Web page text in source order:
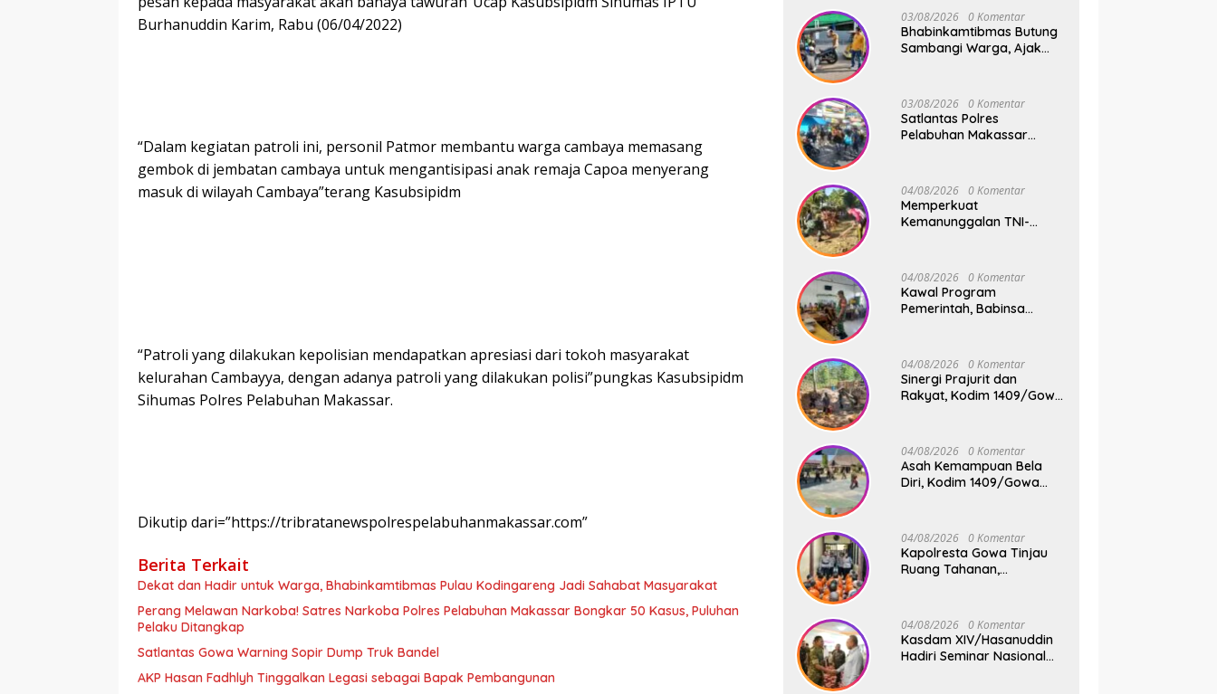
Burhanuddin Karim, Rabu (06/04/2022)
“Dalam kegiatan patroli ini, personil Patmor membantu warga cambaya memasang
gembok di jembatan cambaya untuk mengantisipasi anak remaja Capoa menyerang
masuk di wilayah Cambaya”terang Kasubsipidm
“Patroli yang dilakukan kepolisian mendapatkan apresiasi dari tokoh masyarakat
kelurahan Cambayya, dengan adanya patroli yang dilakukan polisi”pungkas Kasubsipidm
Sihumas Polres Pelabuhan Makassar.
Dikutip dari=”https://tribratanewspolrespelabuhanmakassar.com”
Berita Terkait
Dekat dan Hadir untuk Warga, Bhabinkamtibmas Pulau Kodingareng Jadi Sahabat Masyarakat
Perang Melawan Narkoba! Satres Narkoba Polres Pelabuhan Makassar Bongkar 50 Kasus, Puluhan
Pelaku Ditangkap
Satlantas Gowa Warning Sopir Dump Truk Bandel
AKP Hasan Fadhlyh Tinggalkan Legasi sebagai Bapak Pembangunan
Center Malakaji
03/08/2026 0 Komentar
Bhabinkamtibmas Butung
Sambangi Warga, Ajak
03/08/2026 0 Komentar
Satlantas Polres
Pelabuhan Makassar
Aman dan Lancar
04/08/2026 0 Komentar
Memperkuat
Kemanunggalan TNI-
Gelar Karya Bakti
Bersama Pemdes Jipang
04/08/2026 0 Komentar
Kawal Program
Pemerintah, Babinsa
Tetebatu Pantau
Penyaluran Makan Bergizi
Gratis di SD Inpres
Biringkaloro
04/08/2026 0 Komentar
Sinergi Prajurit dan
Rakyat, Kodim 1409/Gowa
V di Dua Lokasi Vital
04/08/2026 0 Komentar
Asah Kemampuan Bela
Diri, Kodim 1409/Gowa
Profesionalisme Prajurit
04/08/2026 0 Komentar
Kapolresta Gowa Tinjau
Ruang Tahanan,
04/08/2026 0 Komentar
Kasdam XIV/Hasanuddin
Hadiri Seminar Nasional